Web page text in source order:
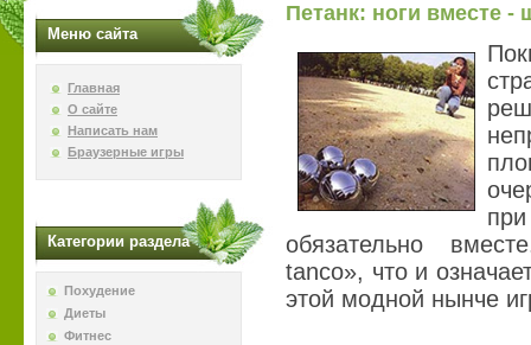
Меню сайта
Главная
О сайте
Написать нам
Браузерные игры
Категории раздела
Похудение
Диеты
Фитнес
Петанк: ноги вместе -
обязательно
tanco», что и
этой модной нынче